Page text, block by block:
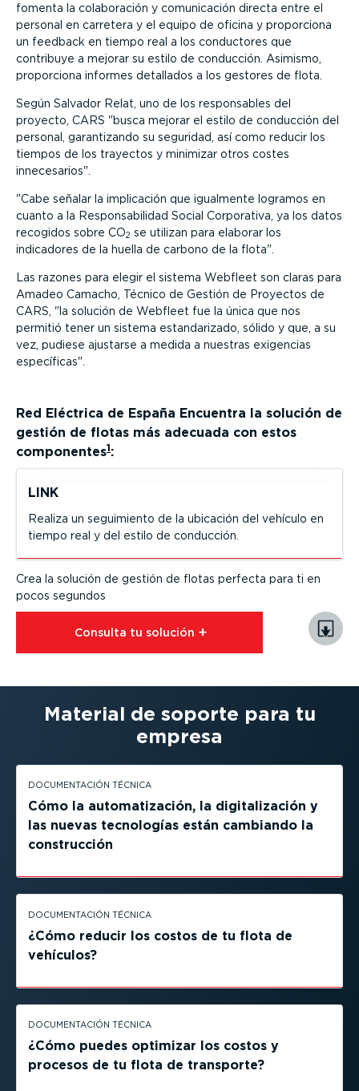
fomenta la colaboración y comunicación directa entre el
personal en carretera y el equipo de oficina y proporciona
un feedback en tiempo real a los conductores que
contribuye a mejorar su estilo de conducción. Asimismo,
proporciona informes detallados a los gestores de flota.
Según Salvador Relat, uno de los responsables del
proyecto, CARS
busca mejorar el estilo de conducción del
personal, garantizando su seguridad, así como reducir los
tiempos de los trayectos y minimizar otros costes
innecesarios
Cabe señalar la implicación que igualmente logramos en
cuanto a la Responsabilidad Social Corporativa, ya los datos
recogidos sobre CO2 se utilizan para elaborar los
indicadores de la huella de carbono de la flota
Las razones para elegir el sistema Webfleet son claras para
Amadeo Camacho, Técnico de Gestión de Proyectos de
CARS,
la solución de Webfleet fue la única que nos
permitió tener un sistema estandarizado, sólido y que, a su
vez, pudiese ajustarse a medida a nuestras exigencias
específicas
Red Eléctrica de España Encuentra la solución de
gestión de flotas más adecuada con estos
componentes1:
LINK
Realiza un seguimiento de la ubicación del vehículo en
tiempo real y del estilo de conducción.
Crea la solución de gestión de flotas perfecta para ti en
pocos segundos
Consulta tu solución⁠
Material de soporte para tu
empresa
DOCUMEN­TACIÓN TÉCNICA
Cómo la automa­ti­zación, la digita­li­zación y
las nuevas tecnologías están cambiando la
construcción
DOCUMEN­TACIÓN TÉCNICA
¿Cómo reducir los costos de tu flota de
vehículos?
DOCUMEN­TACIÓN TÉCNICA
¿Cómo puedes optimizar los costos y
procesos de tu flota de transporte?